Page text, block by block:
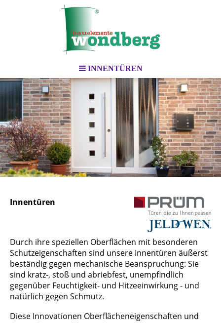
INNENTÜREN
Innentüren
Durch ihre speziellen Oberflächen mit besonderen
Schutzeigenschaften sind unsere Innentüren äußerst
beständig gegen mechanische Beanspruchung: Sie
sind kratz-, stoß und abriebfest, unempfindlich
gegenüber Feuchtigkeit- und Hitzeeinwirkung - und
natürlich gegen Schmutz.
Diese Innovationen Oberflächeneigenschaften und